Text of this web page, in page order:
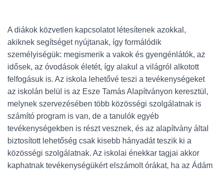
A diákok közvetlen kapcsolatot létesítenek azokkal,
akiknek segítséget nyújtanak, így formálódik
személyiségük: megismerik a vakok és gyengénlátók, az
idősek, az óvodások életét, így alakul a világról alkotott
felfogásuk is. Az iskola lehetővé teszi a tevékenységeket
az iskolán belül is az Esze Tamás Alapítványon keresztül,
melynek szervezésében több közösségi szolgálatnak is
számító program is van, de a tanulók egyéb
tevékenységekben is részt vesznek, és az alapítvány által
biztosított lehetőség csak kisebb hányadát teszik ki a
közösségi szolgálatnak. Az iskolai énekkar tagjai akkor
kaphatnak tevékenységükért elszámolt órákat, ha az Ádám